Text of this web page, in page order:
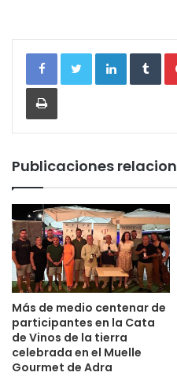
LinkedIn
Imprimir
Publicaciones
Más de medio centenar de
participantes en la Cata
de Vinos de la tierra
celebrada en el Muelle
Gourmet de Adra